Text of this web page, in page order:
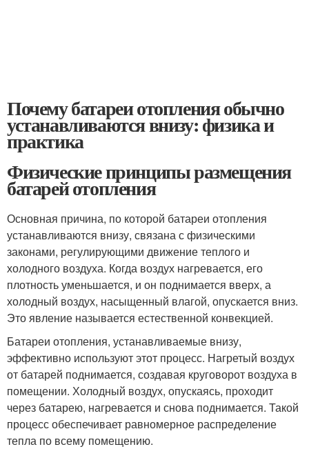
Почему батареи отопления обычно
устанавливаются внизу: физика и
практика
Физические принципы размещения
батарей отопления
Основная причина, по которой батареи отопления
устанавливаются внизу, связана с физическими
законами, регулирующими движение теплого и
холодного воздуха. Когда воздух нагревается, его
плотность уменьшается, и он поднимается вверх, а
холодный воздух, насыщенный влагой, опускается вниз.
Это явление называется естественной конвекцией.
Батареи отопления, устанавливаемые внизу,
эффективно используют этот процесс. Нагретый воздух
от батарей поднимается, создавая круговорот воздуха в
помещении. Холодный воздух, опускаясь, проходит
через батарею, нагревается и снова поднимается. Такой
процесс обеспечивает равномерное распределение
тепла по всему помещению.